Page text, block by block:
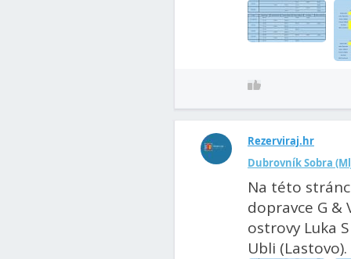
Rezerviraj.hr
Dubrovník Sobra
Na této
dopravce G &
ostrovy Luka
Ubli